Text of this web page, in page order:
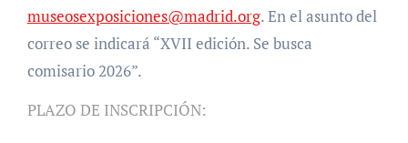
museosexposiciones@madrid.org. En el asunto del
correo se indicará “XVII edición. Se busca
comisario 2026”.
PLAZO DE INSCRIPCIÓN: